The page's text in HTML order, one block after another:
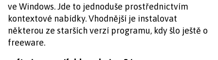
ve Windows. Jde to jednoduše prostřednictvím
kontextové nabídky. Vhodnější je instalovat
některou ze starších verzí programu, kdy šlo ještě o
freeware.